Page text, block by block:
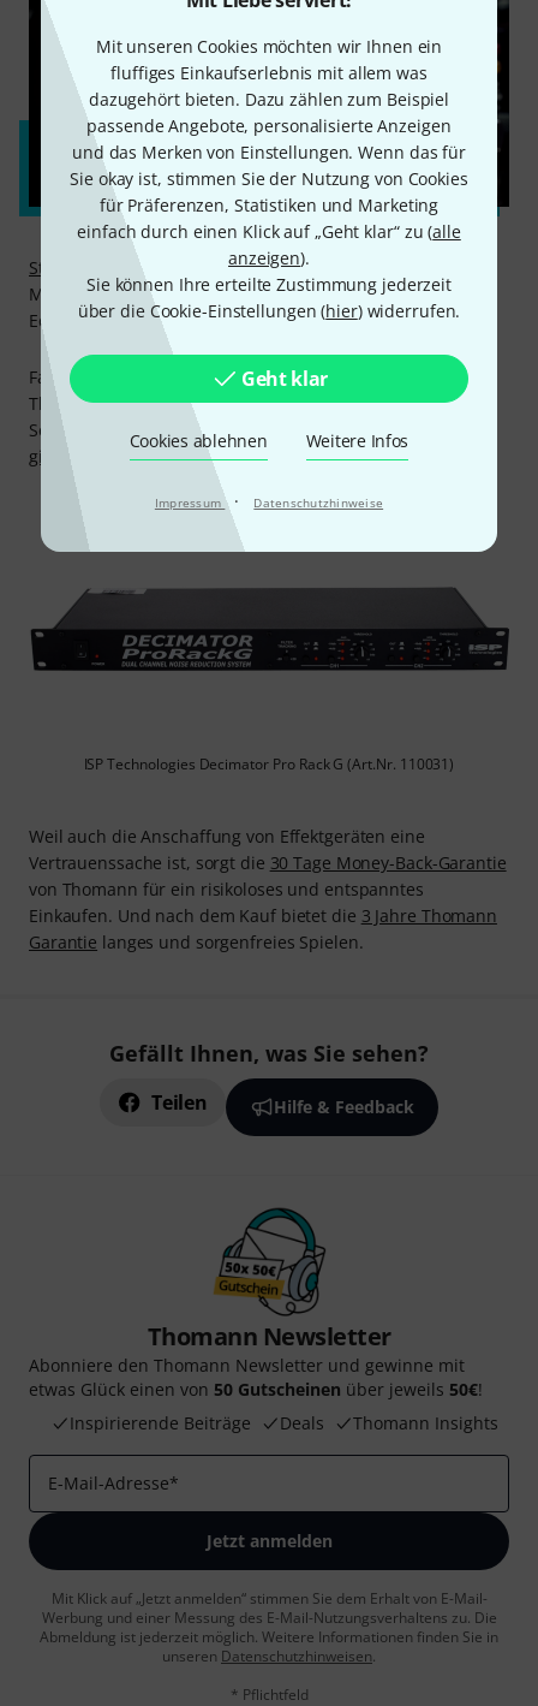
Mit unseren Cookies möchten wir Ihnen ein
fluffiges Einkaufserlebnis mit allem was
dazugehört bieten. Dazu zählen zum Beispiel
passende Angebote, personalisierte Anzeigen
und das Merken von Einstellungen. Wenn das für
Sie okay ist, stimmen Sie der Nutzung von Cookies
für Präferenzen, Statistiken und Marketing
einfach durch einen Klick auf „Geht klar“ zu (alle
anzeigen).
Sie können Ihre erteilte Zustimmung jederzeit
über die Cookie-Einstellungen (hier) widerrufen.
Geht klar
Cookies ablehnen Weitere Infos
Impressum · Datenschutzhinweise
Stompenberg FX
auf der Thomann-Website gibt dir die
Möglichkeit, deinen Traum-Bodentreter mit dem eigenen
Equipment von zu Hause aus zu testen.
Falls du weitere Fragen haben solltest, steht dir die
Thomann Gitarren- und Bass-Abteilung gerne hilfreich zur
Seite, per Telefon 09546-9223-20, im Chat oder unter
gitarre@thomann.de.
ISP Technologies Decimator Pro Rack G (Art.Nr. 110031)
Weil auch die Anschaffung von Effektgeräten eine
Vertrauenssache ist, sorgt die 30 Tage Money-Back-Garantie
von Thomann für ein risikoloses und entspanntes
Einkaufen. Und nach dem Kauf bietet die 3 Jahre Thomann
Garantie langes und sorgenfreies Spielen.
Gefällt Ihnen, was Sie sehen?
Teilen Hilfe & Feedback
Thomann Newsletter
Abonniere den Thomann Newsletter und gewinne mit
etwas Glück einen von 50 Gutscheinen über jeweils 50€!
Inspirierende Beiträge
Deals Thomann Insights
E-Mail-Adresse*
Jetzt anmelden
Mit Klick auf „Jetzt anmelden“ stimmen Sie dem Erhalt von E-Mail-
Werbung und einer Messung des E-Mail-Nutzungsverhaltens zu. Die
Abmeldung ist jederzeit möglich. Weitere Informationen finden Sie in
unseren Datenschutzhinweisen.
* Pflichtfeld